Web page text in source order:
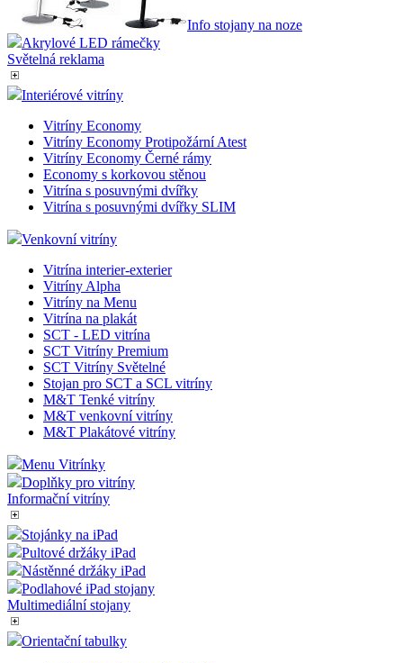
Info stojany na noze
Akrylové LED rámečky
Světelná reklama
Interiérové vitríny
Vitríny Economy
Vitríny Economy Protipožární Atest
Vitríny Economy Černé rámy
Economy s korkovou stěnou
Vitrína s posuvnými dvířky
Vitrína s posuvnými dvířky SLIM
Venkovní vitríny
Vitrína interier-exterier
Vitríny Alpha
Vitríny na Menu
Vitrína na plakát
SCT - LED vitrína
SCT Vitríny Premium
SCT Vitríny Světelné
Stojan pro SCT a SCL vitríny
M&T Tenké vitríny
M&T venkovní vitríny
M&T Plakátové vitríny
Menu Vitrínky
Doplňky pro vitríny
Informační vitríny
Stojánky na iPad
Pultové držáky iPad
Nástěnné držáky iPad
Podlahové iPad stojany
Multimediální stojany
Orientační tabulky